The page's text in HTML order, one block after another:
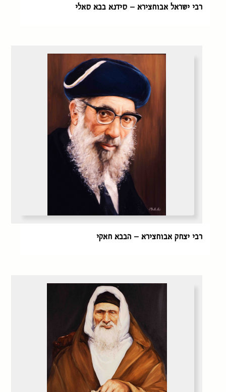
רבי ישראל אבוחצירא – סידנא בבא סאלי
רבי יצחק אבוחצירא – הבבא חאקי